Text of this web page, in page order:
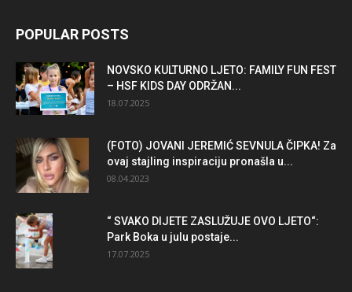
POPULAR POSTS
NOVSKO KULTURNO LJETO: FAMILY FUN FEST
– HSF KIDS DAY ODRŽAN...
18.07.2025
(FOTO) JOVANI JEREMIĆ SEVNULA ČIPKA! Za
ovaj stajling inspiraciju pronašla u...
08.04.2023
“ SVAKO DIJETE ZASLUŽUJE OVO LJETO“:
Park Boka u julu postaje...
17.07.2025